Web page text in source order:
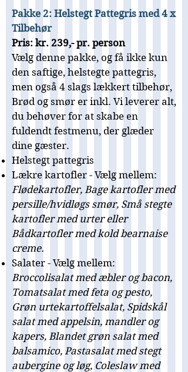
Pakke 2: Helstegt Pattegris med 4 x
Tilbehør
Pris: kr. 239,- pr. person
Vælg denne pakke, og få ikke kun
den saftige, helstegte pattegris,
men også 4 slags lækkert tilbehør,
Brød og smør er inkl. Vi leverer alt,
du behøver for at skabe en
fuldendt festmenu, der glæder
dine gæster.
Helstegt pattegris
Lækre kartofler - Vælg mellem:
Flødekartofler, Bage kartofler med
persille/hvidløgs smør, Små stegte
kartofler med urter eller
Bådkartofler med kold bearnaise
creme.
Salater - Vælg mellem:
Broccolisalat med æbler og bacon,
Tomatsalat med feta og pesto,
Grøn urtekartoffelsalat, Spidskål
salat med appelsin, mandler og
kapers, Blandet grøn salat med
balsamico, Pastasalat med stegt
aubergine og løg, Coleslaw med